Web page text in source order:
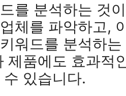
를 분석하는 것
체를 파악하고,
워드를 분석하는
제품에도 효과적
있습니다.